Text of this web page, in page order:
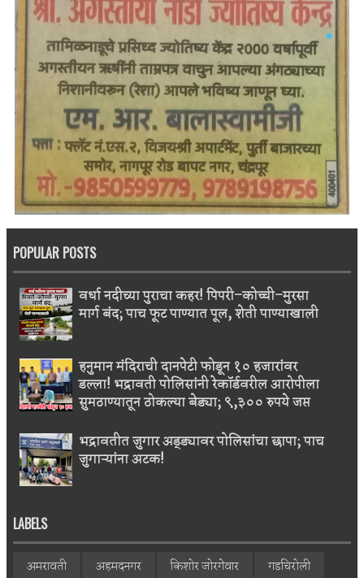
POPULAR POSTS
वर्धा नदीच्या पुराचा कहर! पिपरी–कोच्ची–मुरसा
मार्ग बंद; पाच फूट पाण्यात पूल, शेती पाण्याखाली
हनुमान मंदिराची दानपेटी फोडून १० हजारांवर
डल्ला! भद्रावती पोलिसांनी रेकॉर्डवरील आरोपीला
सुमठाण्यातून ठोकल्या बेड्या; ९,३०० रुपये जप्त
भद्रावतीत जुगार अड्ड्यावर पोलिसांचा छापा; पाच
जुगाऱ्यांना अटक!
LABELS
अमरावती अहमदनगर किशोर जोरगेवार
गडचिरोली